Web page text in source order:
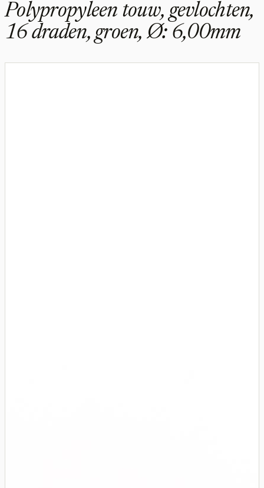
Polypropyleen touw, gevlochten,
16 draden, groen, Ø: 6,00mm